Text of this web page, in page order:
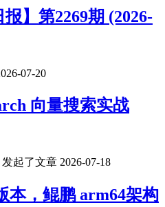
报】第2269期 (2026-
07-20
向量搜索实战
发起了文章 2026-07-18
本，鲲鹏 arm64架构